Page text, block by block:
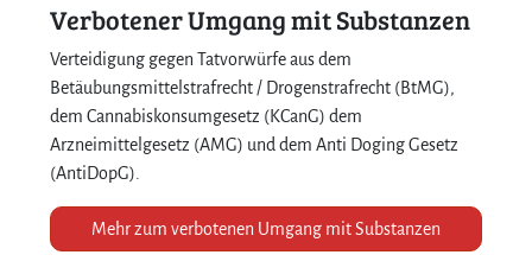
Verbotener Umgang mit Substanzen
Verteidigung gegen Tatvorwürfe aus dem
Betäubungsmittelstrafrecht / Drogenstrafrecht (BtMG),
dem Cannabiskonsumgesetz (KCanG) dem
Arzneimittelgesetz (AMG) und dem Anti Doging Gesetz
(AntiDopG).
Mehr zum verbotenen Umgang mit Substanzen